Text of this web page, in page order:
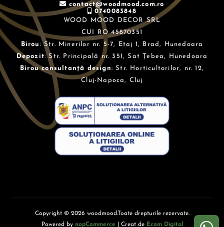
contact@woodmood.com.ro
0740083848
WOOD MOOD DECOR SRL
CUI RO 45870351
Birou : Str. Minerilor nr. 5-7, Etaj 1, Brad, Hunedoara
Depozit: Str. Principală nr. 351, Sat Țebea, Hunedoara
Birou consultanță design: Str. Horticultorilor, nr. 12,
Cluj-Napoca, Cluj
Copyright © 2026 woodmood.Toate drepturile rezervate.
Powered by nopCommerce | Creat de Ecom Digital